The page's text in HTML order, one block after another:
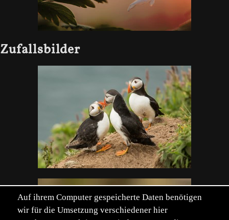
Zufallsbilder
Auf ihrem Computer gespeicherte Daten benötigen
wir für die Umsetzung verschiedener hier